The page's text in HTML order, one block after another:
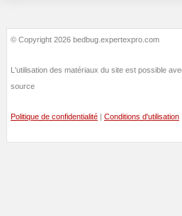
© Copyright 2026 bedbug.expertexpro.com
L'utilisation des matériaux du site est possible
source
Politique de confidentialité | Conditions d'utilisation